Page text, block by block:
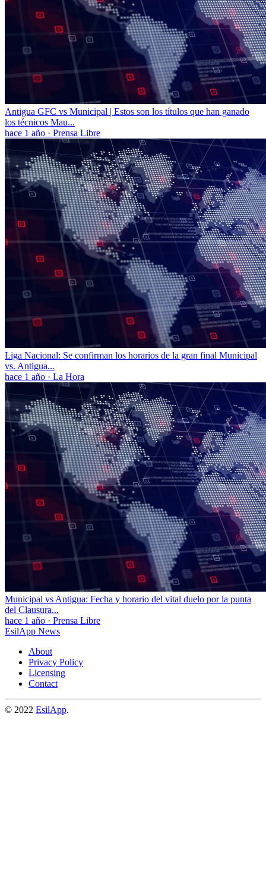
Antigua GFC vs Municipal | Estos son los títulos que han ganado
los técnicos Mau...
hace 1 año · Prensa Libre
Liga Nacional: Se confirman los horarios de la gran final Municipal
vs. Antigua...
hace 1 año · La Hora
Municipal vs Antigua: Fecha y horario del vital duelo por la punta
del Clausura...
hace 1 año · Prensa Libre
EsilApp News
About
Privacy Policy
Licensing
Contact
© 2022 EsilApp.